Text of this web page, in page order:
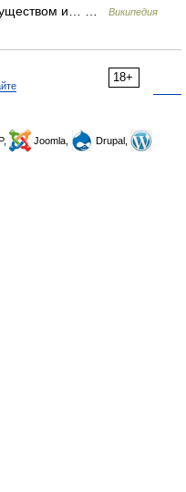
и… …
Википедия
18+
Joomla,
Drupal,